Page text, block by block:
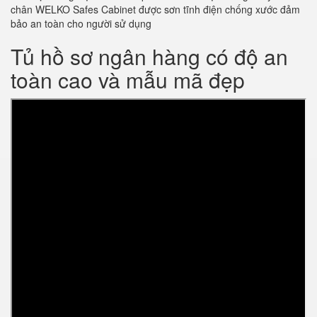
chân WELKO Safes Cabinet được sơn tĩnh điện chống xước đảm
bảo an toàn cho người sử dụng
Tủ hồ sơ ngân hàng có độ an
toàn cao và mẫu mã đẹp